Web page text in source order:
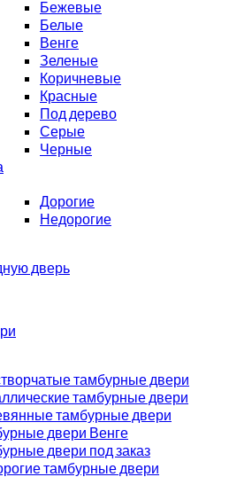
Бежевые
Белые
Венге
Зеленые
Коричневые
Красные
Под дерево
Серые
Черные
Дорогие
Недорогие
дверь
тамбурные двери
тамбурные двери
тамбурные двери
двери Венге
двери под заказ
тамбурные двери